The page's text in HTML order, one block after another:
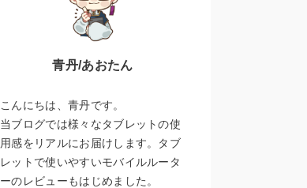
青丹/あおたん
こんにちは、青丹です。
当ブログでは様々なタブレットの使
用感をリアルにお届けします。タブ
レットで使いやすいモバイルルータ
ーのレビューもはじめました。